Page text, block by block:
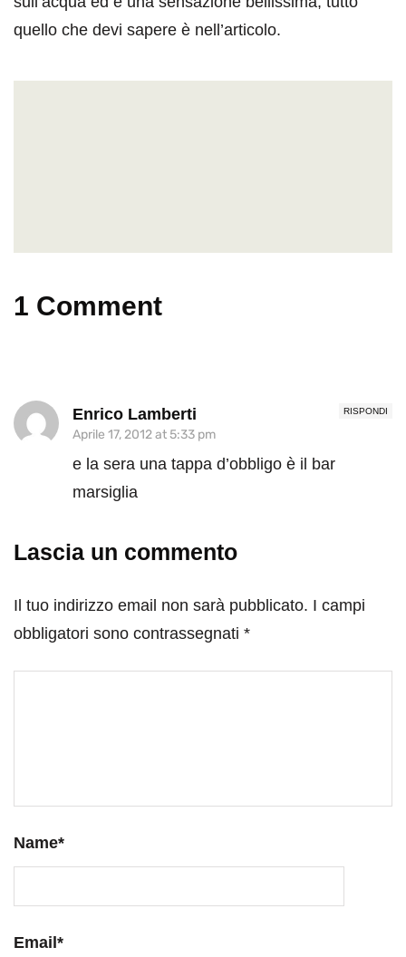
quello che devi sapere è nell’articolo.
1 Comment
RISPONDI
Enrico Lamberti
Aprile 17, 2012 at 5:33 pm
e la sera una tappa d’obbligo è il bar
marsiglia
Lascia un commento
Il tuo indirizzo email non sarà pubblicato. I campi
obbligatori sono contrassegnati *
Name*
Email*